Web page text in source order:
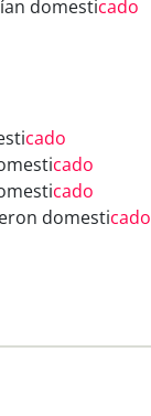
domesticado
cado
cado
cado
domesticado